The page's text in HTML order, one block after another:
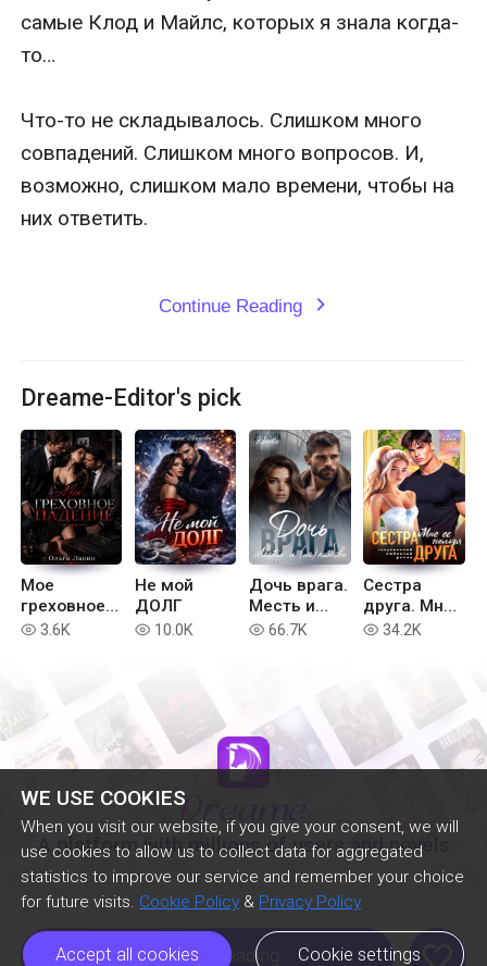
WE USE COOKIES
When you visit our website, if you give your consent, we will
use cookies to allow us to collect data for aggregated
statistics to improve our service and remember your choice
for future visits. Cookie Policy & Privacy Policy
Accept all cookies Cookie settings
Continue Reading expand_more
Dreame-Editor's pick
Мое
греховное
падение
read 3.6K
Не мой
ДОЛГ
read 10.0K
Дочь врага.
Месть и
(не) любовь
read 66.7K
Сестра
друга. Мне
ее нельзя
read 34.2K
A platform with millions of users and novels
Continue Reading